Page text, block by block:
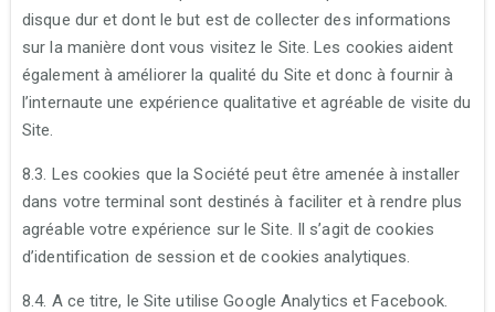
disque dur et dont le but est de collecter des informations
sur la manière dont vous visitez le Site. Les cookies aident
également à améliorer la qualité du Site et donc à fournir à
l’internaute une expérience qualitative et agréable de visite du
Site.
8.3. Les cookies que la Société peut être amenée à installer
dans votre terminal sont destinés à faciliter et à rendre plus
agréable votre expérience sur le Site. Il s’agit de cookies
d’identification de session et de cookies analytiques.
8.4. A ce titre, le Site utilise Google Analytics et Facebook.